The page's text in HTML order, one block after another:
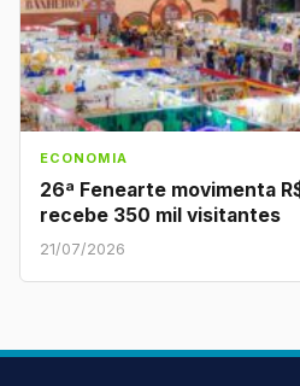
ECONOMIA
26ª Fenearte movimenta
recebe 350 mil visitantes
21/07/2026